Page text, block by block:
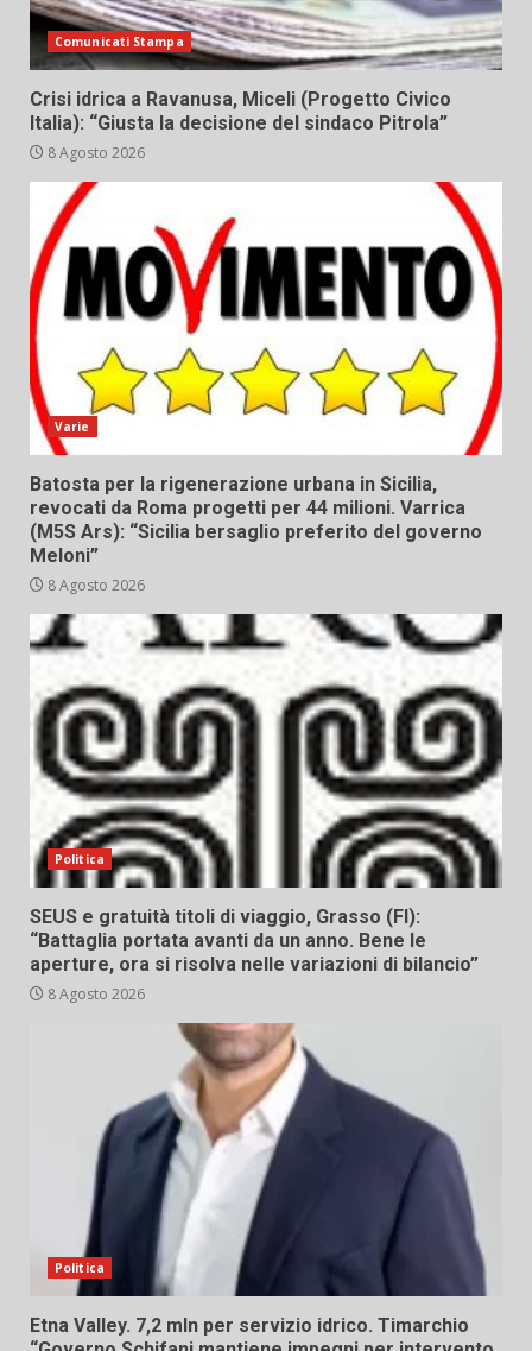
Comunicati Stampa
Crisi idrica a Ravanusa, Miceli (Progetto Civico
Italia): “Giusta la decisione del sindaco Pitrola”
8 Agosto 2026
Varie
Batosta per la rigenerazione urbana in Sicilia,
revocati da Roma progetti per 44 milioni. Varrica
(M5S Ars): “Sicilia bersaglio preferito del governo
Meloni”
8 Agosto 2026
Politica
SEUS e gratuità titoli di viaggio, Grasso (FI):
“Battaglia portata avanti da un anno. Bene le
aperture, ora si risolva nelle variazioni di bilancio”
8 Agosto 2026
Politica
Etna Valley. 7,2 mln per servizio idrico. Timarchio